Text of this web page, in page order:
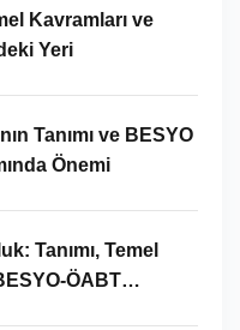
Kavramları ve
Yeri
Tanımı ve BESYO
Önemi
Tanımı, Temel
ÖABT